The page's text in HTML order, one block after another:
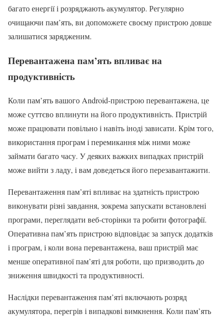
багато енергії і розряджають акумулятор. Регулярно
очищаючи пам’ять, ви допоможете своєму пристрою довше
залишатися зарядженим.
Перевантажена пам’ять впливає на
продуктивність
Коли пам’ять вашого Android-пристрою перевантажена, це
може суттєво вплинути на його продуктивність. Пристрій
може працювати повільно і навіть іноді зависати. Крім того,
використання програм і перемикання між ними може
займати багато часу. У деяких важких випадках пристрій
може вийти з ладу, і вам доведеться його перезавантажити.
Перевантаження пам’яті впливає на здатність пристрою
виконувати різні завдання, зокрема запускати встановлені
програми, переглядати веб-сторінки та робити фотографії.
Оперативна пам’ять пристрою відповідає за запуск додатків
і програм, і коли вона перевантажена, ваш пристрій має
менше оперативної пам’яті для роботи, що призводить до
зниження швидкості та продуктивності.
Наслідки перевантаження пам’яті включають розряд
акумулятора, перегрів і випадкові вимкнення. Коли пам’ять